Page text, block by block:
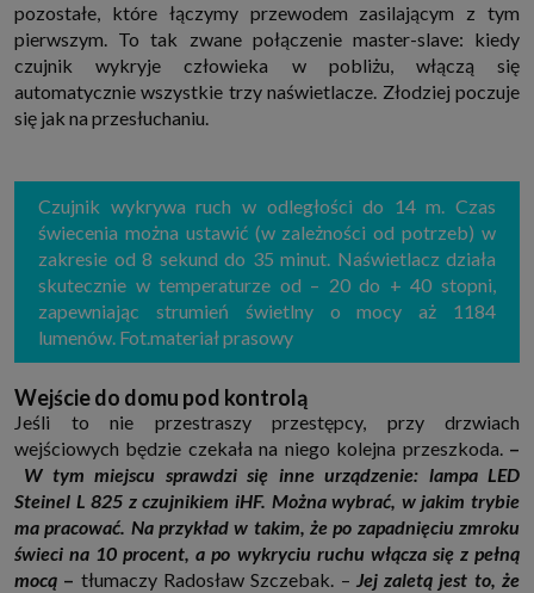
pozostałe, które łączymy przewodem zasilającym z tym
pierwszym. To tak zwane połączenie master-slave: kiedy
czujnik wykryje człowieka w pobliżu, włączą się
automatycznie wszystkie trzy naświetlacze. Złodziej poczuje
się jak na przesłuchaniu.
Czujnik wykrywa ruch w odległości do 14 m. Czas
świecenia można ustawić (w zależności od potrzeb) w
zakresie od 8 sekund do 35 minut. Naświetlacz działa
skutecznie w temperaturze od – 20 do + 40 stopni,
zapewniając strumień świetlny o mocy aż 1184
lumenów. Fot.materiał prasowy
Wejście do domu pod kontrolą
Jeśli to nie przestraszy przestępcy, przy drzwiach
wejściowych będzie czekała na niego kolejna przeszkoda. –
W tym miejscu sprawdzi się inne urządzenie: lampa LED
Steinel L 825 z czujnikiem iHF. Można wybrać, w jakim trybie
ma pracować. Na przykład w takim, że po zapadnięciu zmroku
świeci na 10 procent, a po wykryciu ruchu włącza się z pełną
mocą – tłumaczy Radosław Szczebak. – Jej zaletą jest to, że